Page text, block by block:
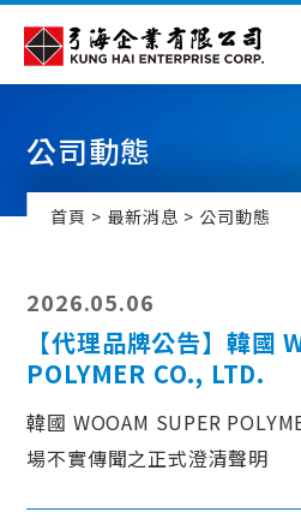
公司動態
首頁 最新消息 公司動態
2026.05.06
【代理品牌公告】韓國
POLYMER CO., LTD.
韓國 WOOAM SUPER
場不實傳聞之正式澄清聲明